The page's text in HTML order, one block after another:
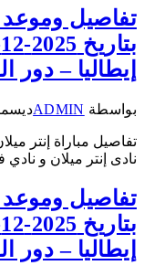
تفاصيل وموعد
إيطاليا – دور الـ
بواسطة ADMINديسمبر
نادى إنتر ميلان و نادي
تفاصيل وموعد
إيطاليا – دور الـ